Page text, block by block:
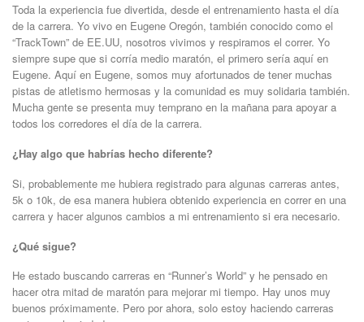
Toda la experiencia fue divertida, desde el entrenamiento hasta el día
de la carrera. Yo vivo en Eugene Oregón, también conocido como el
“TrackTown” de EE.UU, nosotros vivimos y respiramos el correr. Yo
siempre supe que si corría medio maratón, el primero sería aquí en
Eugene. Aquí en Eugene, somos muy afortunados de tener muchas
pistas de atletismo hermosas y la comunidad es muy solidaria también.
Mucha gente se presenta muy temprano en la mañana para apoyar a
todos los corredores el día de la carrera.
¿Hay algo que habrías hecho diferente?
Si, probablemente me hubiera registrado para algunas carreras antes,
5k o 10k, de esa manera hubiera obtenido experiencia en correr en una
carrera y hacer algunos cambios a mi entrenamiento si era necesario.
¿Qué sigue?
He estado buscando carreras en “Runner’s World” y he pensado en
hacer otra mitad de maratón para mejorar mi tiempo. Hay unos muy
buenos próximamente. Pero por ahora, solo estoy haciendo carreras